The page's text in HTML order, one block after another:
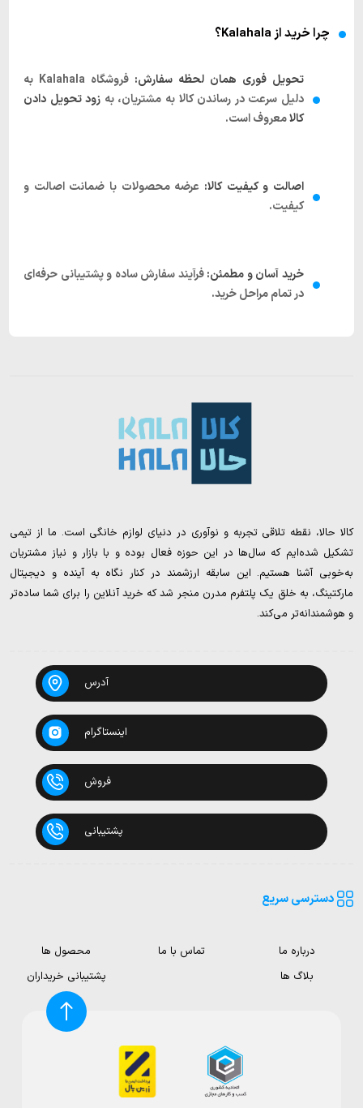
چرا خرید از Kalahala؟
تحویل فوری همان لحظه سفارش: فروشگاه Kalahala به
دلیل سرعت در رساندن کالا به مشتریان، به زود تحویل دادن
کالامعروف است.
اصالت و کیفیت کالا: عرضه محصولات با ضمانت اصالت و
کیفیت.
خرید آسان و مطمئن:فرآیند سفارش ساده و پشتیبانی حرفه‌ای
در تمام مراحل خرید.
کالا حالا، نقطه تلاقی تجربه و نوآوری در دنیای لوازم خانگی است. ما از تیمی
تشکیل شده‌ایم که سال‌ها در این حوزه فعال بوده و با بازار و نیاز مشتریان
به‌خوبی آشنا هستیم. این سابقه ارزشمند در کنار نگاه به آینده و دیجیتال
مارکتینگ، به خلق یک پلتفرم مدرن منجر شد که خرید آنلاین را برای شما ساده‌تر
و هوشمندانه‌تر می‌کند.
آدرس
اینستاگرام
فروش
پشتیبانی
دسترسی سریع
درباره ما تماس با ما
محصول ها
بلاگ ها
پشتیبانی خریداران